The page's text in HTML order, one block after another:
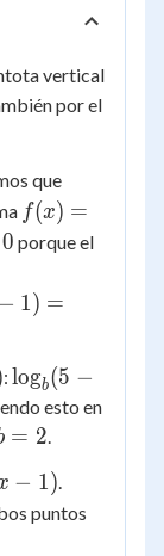
vertical
por el
queh
=
f(x) =
\log_b(x
f(x) =
0 porque el
− 1) =
:\log_b(5
- 1) = 2
logb(5 −
esto en
= 2.
− 1).
puntos